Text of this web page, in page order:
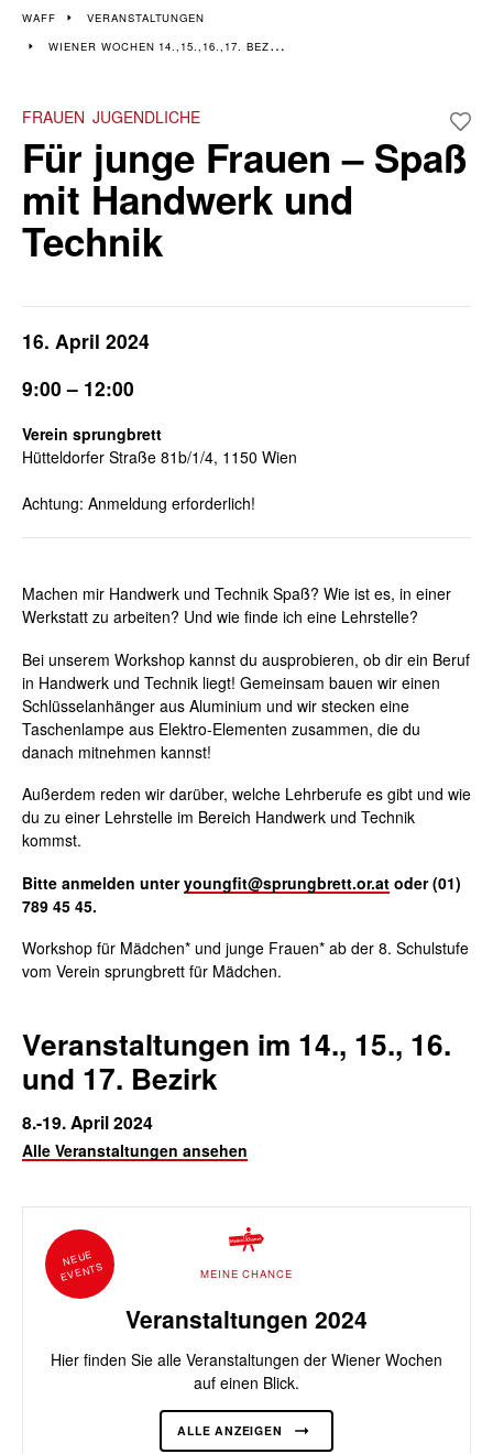
Veranstaltungen im 14.,
Wiener Wochen für Beruf und Weiterbildung I 8. April - 19. April
WAFF
VERANSTALTUNGEN
WIENER WOCHEN 14.,15.,16.,17. BEZIRK
FRAUEN JUGENDLICHE
Für junge Frauen – Spaß
mit Handwerk und
Technik
16. April 2024
9:00 – 12:00
Verein sprungbrett
Hütteldorfer Straße 81b/1/4, 1150 Wien
Achtung: Anmeldung erforderlich!
Machen mir Handwerk und Technik Spaß? Wie ist es, in einer
Werkstatt zu arbeiten? Und wie finde ich eine Lehrstelle?
Bei unserem Workshop kannst du ausprobieren, ob dir ein Beruf
in Handwerk und Technik liegt! Gemeinsam bauen wir einen
Schlüsselanhänger aus Aluminium und wir stecken eine
Taschenlampe aus Elektro-Elementen zusammen, die du
danach mitnehmen kannst!
Außerdem reden wir darüber, welche Lehrberufe es gibt und wie
du zu einer Lehrstelle im Bereich Handwerk und Technik
kommst.
Bitte anmelden unteryoungfit@sprungbrett.or.at oder (01)
789 45 45.
Workshop für Mädchen* und junge Frauen* ab der 8. Schulstufe
vom Verein sprungbrett für Mädchen.
Veranstaltungen im 14., 15., 16.
und 17. Bezirk
8.-19. April 2024
Alle Veranstaltungen ansehen
MEINE CHANCE
Veranstaltungen 2024
Hier finden Sie alle Veranstaltungen der Wiener Wochen
auf einen Blick.
ALLE ANZEIGEN
NEUE
EVENTS